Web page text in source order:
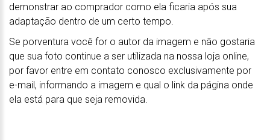
demonstrar ao comprador como ela ficaria após sua
adaptação dentro de um certo tempo.
Se porventura você for o autor da imagem e não gostaria
que sua foto continue a ser utilizada na nossa loja online,
por favor entre em contato conosco exclusivamente por
e-mail, informando a imagem e qual o link da página onde
ela está para que seja removida.